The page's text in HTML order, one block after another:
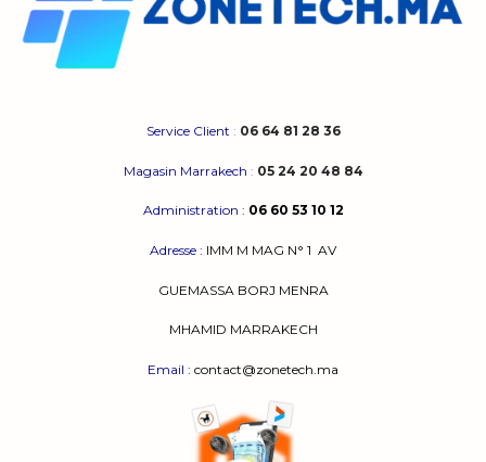
Service Client : 06 64 81 28 36
Magasin Marrakech : 05 24 20 48 84
Administration : 06 60 53 10 12
Adresse : IMM M MAG N° 1 AV
GUEMASSA BORJ MENRA
MHAMID MARRAKECH
Email : contact@zonetech.ma